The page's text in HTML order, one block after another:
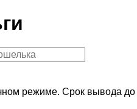
режиме. Срок вывода до